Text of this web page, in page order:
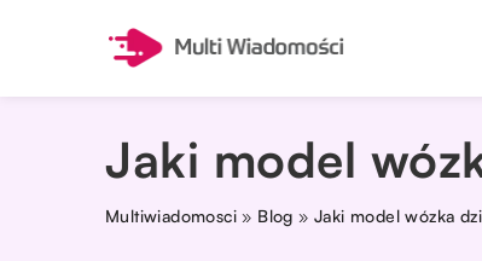
Jaki model
Multiwiadomosci » Blog »Jaki model wózka